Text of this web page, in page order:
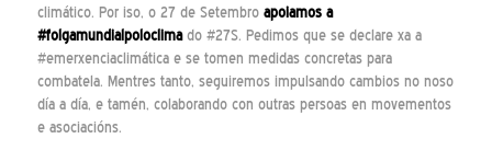
climático. Por iso, o 27 de Setembro apoiamos a
#folgamundialpoloclimado #27S. Pedimos que se declare xa a
#emerxenciaclimática e se tomen medidas concretas para
combatela. Mentres tanto, seguiremos impulsando cambios no noso
día a día, e tamén, colaborando con outras persoas en movementos
e asociacións.